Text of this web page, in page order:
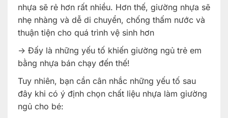
nhựa sẽ rẻ hơn rất nhiều. Hơn thế, giường nhựa sẽ
nhẹ nhàng và dễ di chuyển, chống thấm nước và
thuận tiện cho quá trình vệ sinh hơn
-> Đấy là những yếu tố khiến giường ngủ trẻ em
bằng nhựa bán chạy đến thế!
Tuy nhiên, bạn cần cân nhắc những yếu tố sau
đây khi có ý định chọn chất liệu nhựa làm giường
ngủ cho bé: